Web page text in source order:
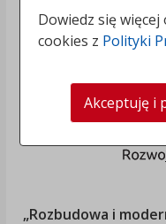
„Rozbudowa i
Dowiedz się
cookies z Polityki
Akceptuję i